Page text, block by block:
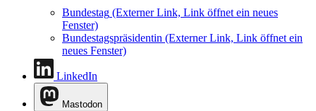
Bundestag (Externer Link, Link öffnet ein neues
Fenster)
Bundestagspräsidentin (Externer Link, Link öffnet ein
neues Fenster)
LinkedIn
Mastodon